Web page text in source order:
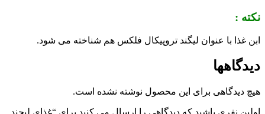
نکته :
ابن غذا با عنوان لیگند تروپیکال فلکس هم شناخته می شود.
دیدگاهها
هیچ دیدگاهی برای این محصول نوشته نشده است.
اولین نفری باشید که دیدگاهی را ارسال می کنید برای “غذای لیجند